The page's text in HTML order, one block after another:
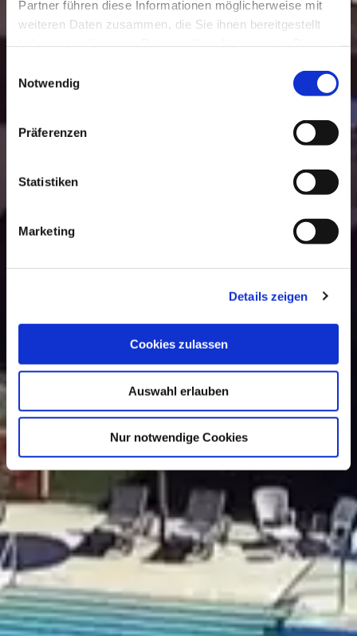
Partner führen diese Informationen möglicherweise mit
weiteren Daten zusammen, die Sie ihnen bereitgestellt
Notwendig
Präferenzen
Statistiken
Marketing
Details zeigen
Cookies zulassen
Auswahl erlauben
Nur notwendige Cookies